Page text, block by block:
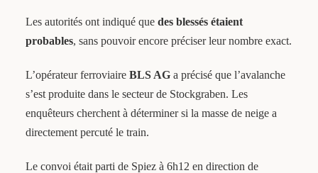
Les autorités ont indiqué que des blessés étaient
probables, sans pouvoir encore préciser leur nombre exact.
L’opérateur ferroviaire BLS AGa précisé que l’avalanche
s’est produite dans le secteur de Stockgraben. Les
enquêteurs cherchent à déterminer si la masse de neige a
directement percuté le train.
Le convoi était parti de Spiez à 6h12 en direction de